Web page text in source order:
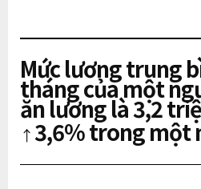
Mức lương trung
tháng của một
ăn lương là 3,2
↑3,6% trong một